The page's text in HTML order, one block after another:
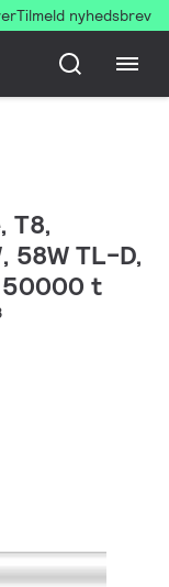
Tilmeld nyhedsbrev
T8,
58W TL-D,
50000 t